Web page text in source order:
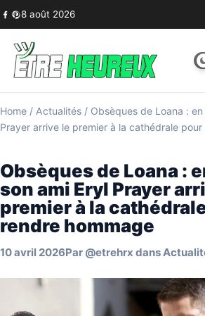
Skip to content
8 août 2026
Home / Actualités / Obsèques de Loana :
Prayer arrive le premier à la cathédrale
Obsèques de Loana :
son ami Eryl Prayer
premier à la
rendre hommage
10 avril 2026Par @etrehrx dans